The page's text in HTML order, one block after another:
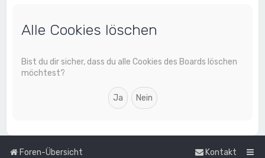
Alle Cookies löschen
Bist du dir sicher, dass du alle Cookies des Boards löschen
möchtest?
Foren-Übersicht Kontakt